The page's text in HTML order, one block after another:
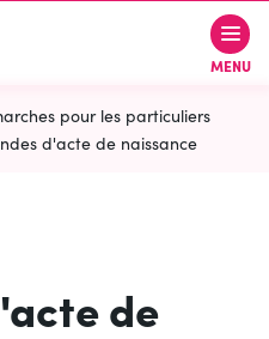
MENU
Accessibilité
pour les particuliers
d'acte de naissance
de